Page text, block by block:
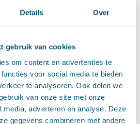
Details Over
gebruik van cookies
om content en advertenties te
voor social media te bieden
te analyseren. Ook delen we
van onze site met onze
media, adverteren en analyse. Deze
gegevens combineren met andere
for Project finance and PFI